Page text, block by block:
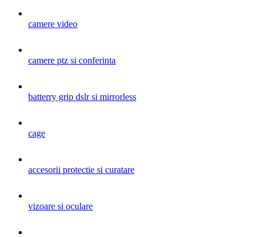
camere video
camere ptz si conferinta
batterry grip dslr si mirrorless
cage
accesorii protectie si curatare
vizoare si oculare